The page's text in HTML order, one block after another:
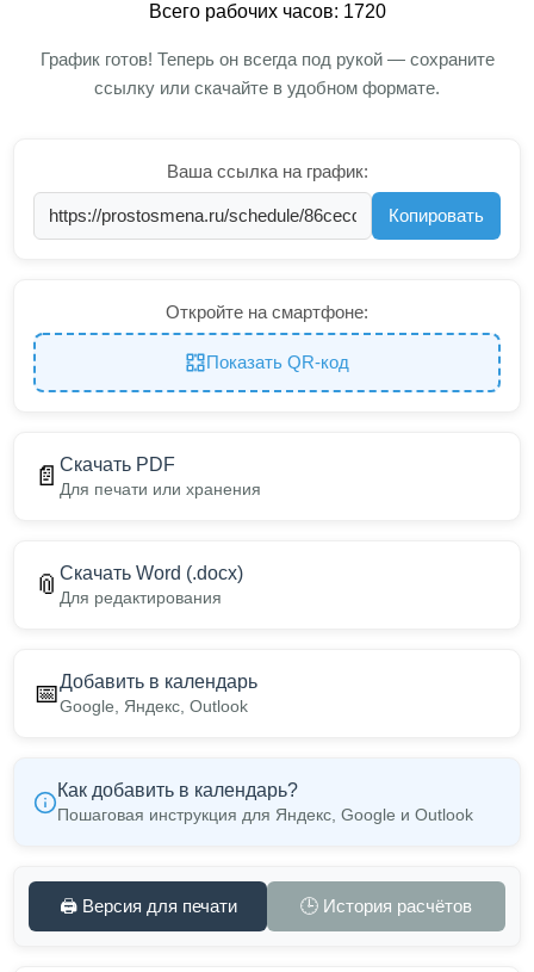
Всего рабочих часов: 1720
График готов! Теперь он всегда под рукой — сохраните
ссылку или скачайте в удобном формате.
Ваша ссылка на график:
Копировать
Откройте на смартфоне:
Показать QR-код
📄 Скачать PDF
Для печати или хранения
📎 Скачать Word (.docx)
Для редактирования
📅Добавить в календарь
Google, Яндекс, Outlook
Как добавить в календарь?
Пошаговая инструкция для Яндекс, Google и Outlook
🖨️ Версия для печати 🕒 История расчётов